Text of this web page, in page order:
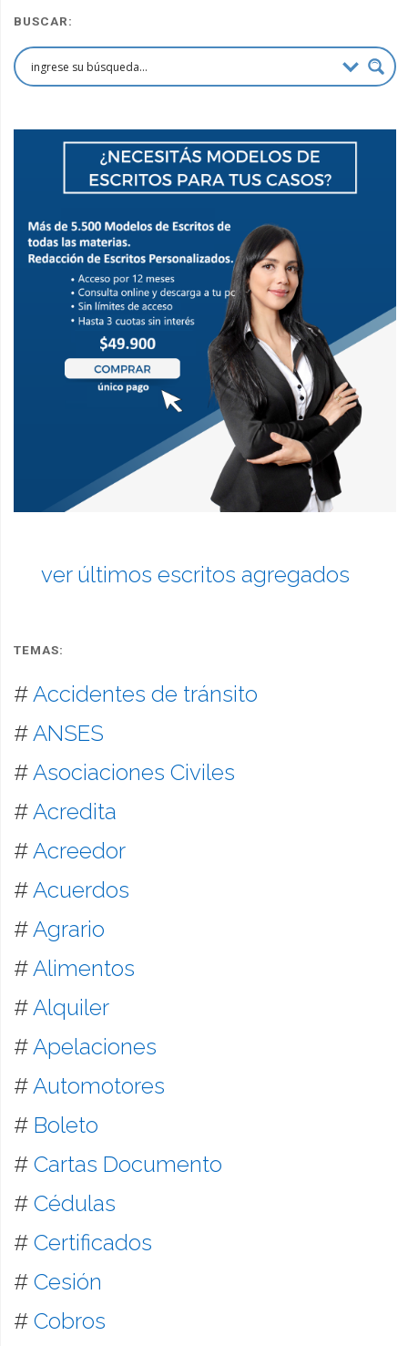
BUSCAR:
ver últimos escritos agregados
TEMAS:
#Accidentes de tránsito
#ANSES
#Asociaciones Civiles
#Acredita
#Acreedor
#Acuerdos
#Agrario
#Alimentos
#Alquiler
#Apelaciones
#Automotores
# Boleto
# Cartas Documento
# Cédulas
# Certificados
# Cesión
# Cobros